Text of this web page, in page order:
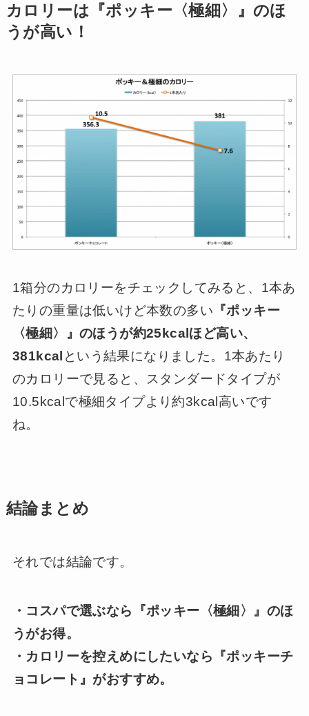
カロリーは『ポッキー〈極細〉』のほ
うが高い！
1箱分のカロリーをチェックしてみると、1本あ
たりの重量は低いけど本数の多い 『ポッキー
〈極細〉』のほうが約25kcalほど高い、
381kcal という結果になりました。1本あたり
のカロリーで見ると、スタンダードタイプが
10.5kcalで極細タイプより約3kcal高いです
ね。
結論まとめ
それでは結論です。
・コスパで選ぶなら『ポッキー〈極細〉』のほ
うがお得。
・カロリーを控えめにしたいなら『ポッキーチ
ョコレート』がおすすめ。